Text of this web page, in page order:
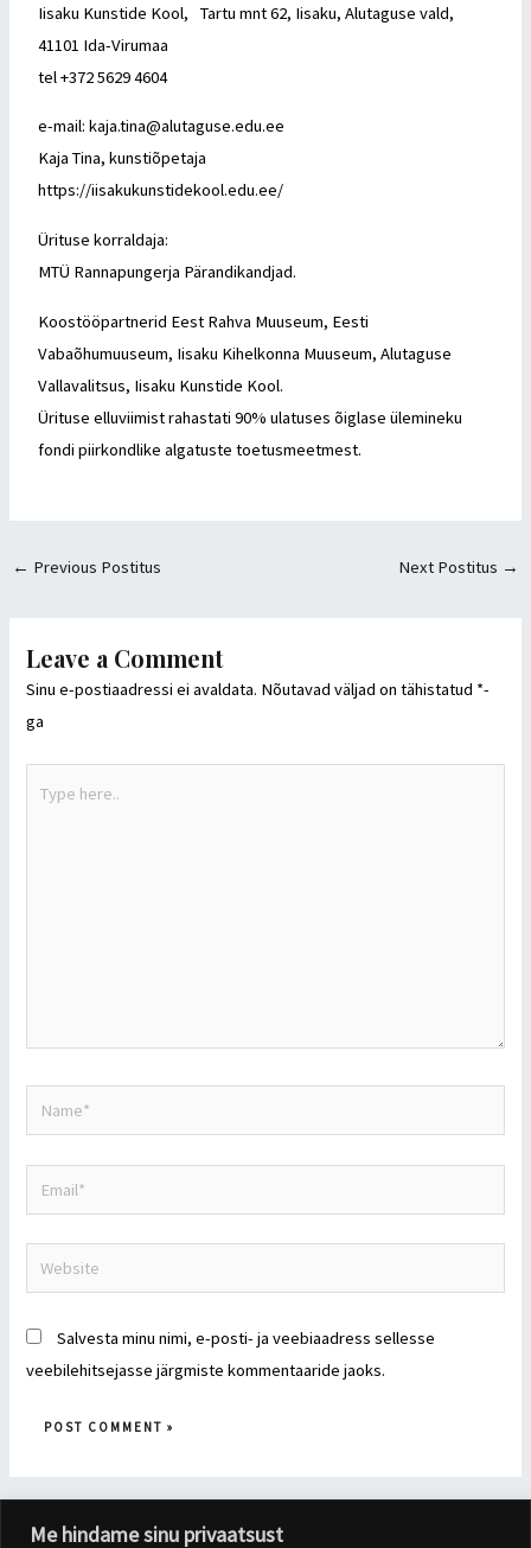
Me hindame sinu privaatsust
Iisaku Kunstide Kool, Tartu mnt 62, Iisaku, Alutaguse vald,
41101 Ida-Virumaa
tel +372 5629 4604
e-mail: kaja.tina@alutaguse.edu.ee
Kaja Tina, kunstiõpetaja
https://iisakukunstidekool.edu.ee/
Ürituse korraldaja:
MTÜ Rannapungerja Pärandikandjad.
Koostööpartnerid Eest Rahva Muuseum, Eesti
Vabaõhumuuseum, Iisaku Kihelkonna Muuseum, Alutaguse
Vallavalitsus, Iisaku Kunstide Kool.
Ürituse elluviimist rahastati 90% ulatuses õiglase ülemineku
fondi piirkondlike algatuste toetusmeetmest.
← Previous Postitus Next Postitus →
Leave a Comment
Sinu e-postiaadressi ei avaldata. Nõutavad väljad on tähistatud *-
ga
here..
Website
Salvesta minu nimi, e-posti- ja veebiaadress sellesse
veebilehitsejasse järgmiste kommentaaride jaoks.